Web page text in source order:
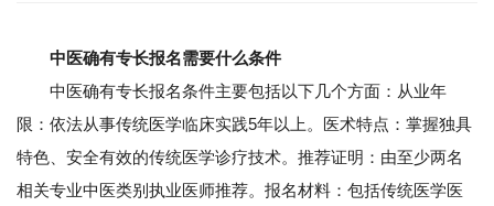
中医确有专长报名需要什么条件
中医确有专长报名条件主要包括以下几个方面：从业年
限：依法从事传统医学临床实践5年以上。医术特点：掌握独具
特色、安全有效的传统医学诊疗技术。推荐证明：由至少两名
相关专业中医类别执业医师推荐。报名材料：包括传统医学医